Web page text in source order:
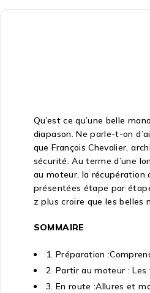
Qu’est ce qu’une belle
diapason. Ne parle-t-on
que François Chevalier,
sécurité. Au terme d’une
au moteur, la récupération
présentées étape par
z plus croire que les belles
SOMMAIRE
1. Préparation
2. Partir au moteur :
3. En route :Allures et